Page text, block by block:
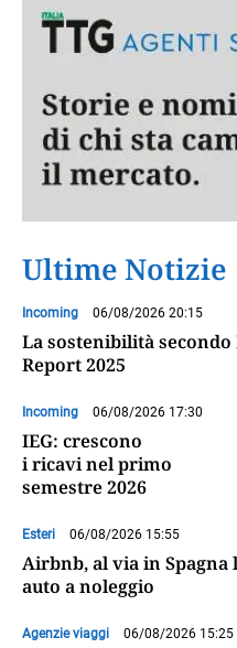
Ultime Notizie
Incoming 06/08/2026 20:15
La sostenibilità secondo
Report 2025
Incoming 06/08/2026 17:30
IEG: crescono
i ricavi nel primo
semestre 2026
Esteri 06/08/2026 15:55
Airbnb, al via in
auto a noleggio
Agenzie viaggi 06/08/2026 15:25